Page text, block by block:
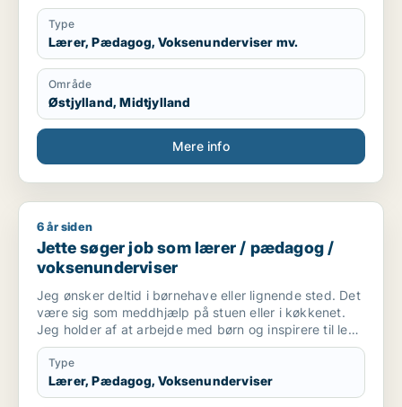
Type
Lærer, Pædagog, Voksenunderviser mv.
Område
Østjylland, Midtjylland
Mere info
Jette søger job som lærer / pædagog / voksenunderviser
6 år siden
Jette søger job som lærer / pædagog /
voksenunderviser
Jeg ønsker deltid i børnehave eller lignende sted. Det
være sig som meddhjælp på stuen eller i køkkenet.
Jeg holder af at arbejde med børn og inspirere til leg
og social interaktion. Og at indgå i samarbejde
omkring at skabe optimalt miljø for børnene ..og
personale. Også praktiske præcise opgaver har jeg
det godt med.
Type
Lærer, Pædagog, Voksenunderviser